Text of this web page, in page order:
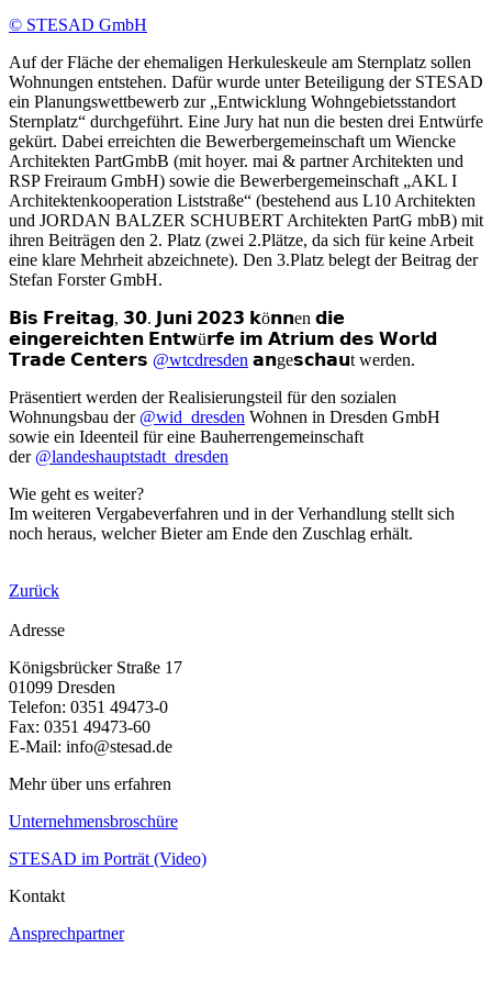
© STESAD GmbH
Auf der Fläche der ehemaligen Herkuleskeule am Sternplatz sollen
Wohnungen entstehen. Dafür wurde unter Beteiligung der STESAD
ein Planungswettbewerb zur „Entwicklung Wohngebietsstandort
Sternplatz“ durchgeführt. Eine Jury hat nun die besten drei Entwürfe
gekürt. Dabei erreichten die Bewerbergemeinschaft um Wiencke
Architekten PartGmbB (mit hoyer. mai & partner Architekten und
RSP Freiraum GmbH) sowie die Bewerbergemeinschaft „AKL I
Architektenkooperation Liststraße“ (bestehend aus L10 Architekten
und JORDAN BALZER SCHUBERT Architekten PartG mbB) mit
ihren Beiträgen den 2. Platz (zwei 2.Plätze, da sich für keine Arbeit
eine klare Mehrheit abzeichnete). Den 3.Platz belegt der Beitrag der
Stefan Forster GmbH.
𝗕𝗶𝘀 𝗙𝗿𝗲𝗶𝘁𝗮𝗴, 𝟯𝟬. 𝗝𝘂𝗻𝗶 𝟮𝟬𝟮𝟯 𝗸ö𝗻𝗻en 𝗱𝗶𝗲
𝗲𝗶𝗻𝗴𝗲𝗿𝗲𝗶𝗰𝗵𝘁𝗲𝗻 𝗘𝗻𝘁𝘄ü𝗿𝗳𝗲 𝗶𝗺 𝗔𝘁𝗿𝗶𝘂𝗺 𝗱𝗲𝘀 𝗪𝗼𝗿𝗹𝗱
𝗧𝗿𝗮𝗱𝗲 𝗖𝗲𝗻𝘁𝗲𝗿𝘀 @wtcdresden 𝗮𝗻ge𝘀𝗰𝗵𝗮𝘂t werden.
Präsentiert werden der Realisierungsteil für den sozialen
Wohnungsbau der @wid_dresden Wohnen in Dresden GmbH
sowie ein Ideenteil für eine Bauherrengemeinschaft
der @landeshauptstadt_dresden
Wie geht es weiter?
Im weiteren Vergabeverfahren und in der Verhandlung stellt sich
noch heraus, welcher Bieter am Ende den Zuschlag erhält.
Zurück
Adresse
Königsbrücker Straße 17
01099 Dresden
Telefon: 0351 49473-0
Fax: 0351 49473-60
E-Mail: info@stesad.de
Mehr über uns erfahren
Unternehmensbroschüre
STESAD im Porträt (Video)
Kontakt
Ansprechpartner